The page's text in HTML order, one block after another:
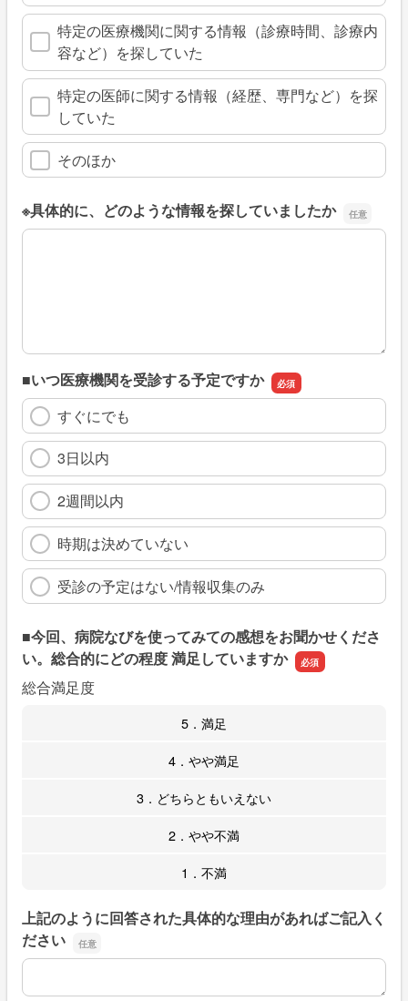
特定の医療機関に関する情報（診療時間、診療内
容など）を探していた
特定の医師に関する情報（経歴、専門など）を探
していた
そのほか
※具体的に、どのような情報を探していましたか
※具体的に、どのような情報を探していましたか
■いつ医療機関を受診する予定ですか
すぐにでも
3日以内
2週間以内
時期は決めていない
受診の予定はない/情報収集のみ
■今回、病院なびを使ってみての感想をお聞かせくださ
い。総合的にどの程度 満足していますか
総合満足度
5．満足
4．やや満足
3．どちらともいえない
2．やや不満
1．不満
上記のように回答された具体的な理由があればご記入く
ださい
上記のように回答された具体的な理由があればご記入くだ